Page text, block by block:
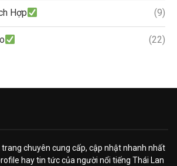
Hợp (9)
(22)
chuyên cung cấp, cập nhật nhanh nhất
hay tin tức của người nổi tiếng Thái Lan